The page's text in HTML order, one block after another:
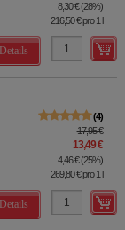
8,30 €(28%)
216,50 €pro 1 l
Details
4
17,95 €
13,49 €
4,46 €(25%)
269,80 €pro 1 l
Details